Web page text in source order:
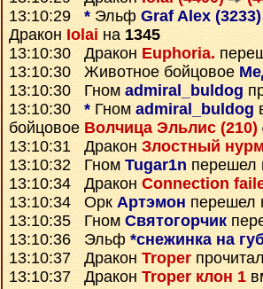
13:10:29 * Эльф Graf Alex (3233)
Дракон Iolai на 1345
13:10:30 Дракон Euphoria.
13:10:30 Животное бойцовое
13:10:30 Гном admiral_buldog
13:10:30 * Гном admiral_buldog
бойцовое Волчица Эльлис (210)
13:10:31 Дракон Злостный
13:10:32 Гном Tugar1n перешел
13:10:34 Дракон Connection
13:10:34 Орк Артэмон перешел
13:10:35 Гном Святогорчик
13:10:36 Эльф *снежинка на
13:10:37 Дракон Troper
13:10:37 Дракон Troper клон 1